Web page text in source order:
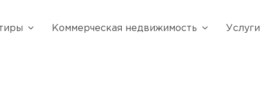
Коммерческая недвижимость Услуги